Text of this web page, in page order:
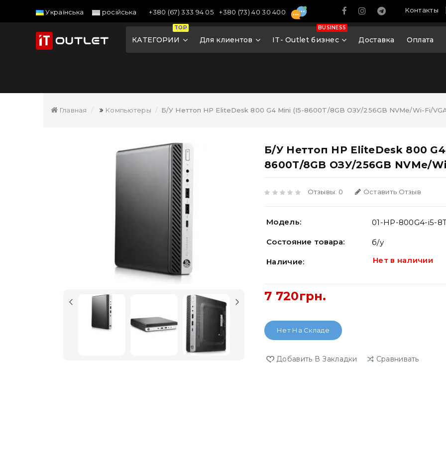
Українська російська +380 (67) 333 94 05 +380 (73) 40 30 400 Контакты
TOP
КАТЕГОРИИ Для клиентов
BUSINESS
IT- Outlet бизнес Доставка Оплата
Главная Компьютеры Б/У Неттоп HP EliteDesk 800 G4 Mini (i5-8600T/8GB ОЗУ/256GB NVMe/Wi-Fi/
Б/У Неттоп HP EliteDesk 800
8600T/8GB ОЗУ/256GB NVMe/
Отзывы: 0 Оставить Отзыв
Модель: 01-HP-800G4-i5-
Состояние товара: б/у
Наличие: Нет в наличии
7 720грн.
Нет На Складе
Добавить В Закладки Сравнивать